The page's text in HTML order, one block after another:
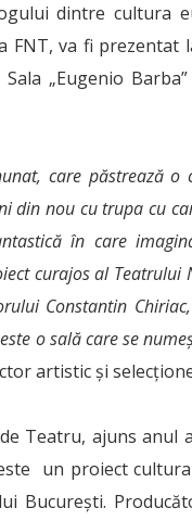
dintre cultura
FNT, va fi prezentat
„Eugenio
care păstrează
din nou cu trupa cu
în care
curajos al Teatrului
Constantin
o sală care se
artistic și
Teatru, ajuns anul
un proiect
Bucureşti.